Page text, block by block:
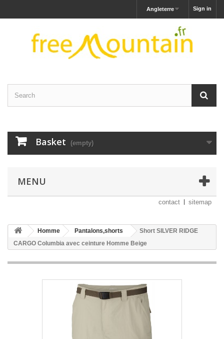
Sign in
Angleterre
Basket (empty)
MENU
contact sitemap
Homme Pantalons,shorts
Short SILVER RIDGE
CARGO Columbia avec ceinture Homme Beige